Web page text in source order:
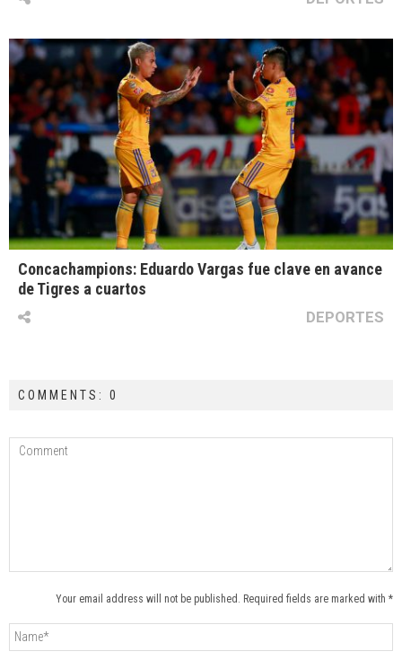
Concachampions: Eduardo Vargas fue clave en avance
de Tigres a cuartos
DEPORTES
COMMENTS: 0
Your email address will not be published. Required fields are marked with *